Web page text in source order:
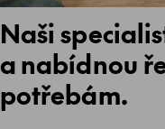
Naši
a nabídnou
potřebám.